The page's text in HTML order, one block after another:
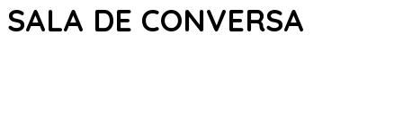
SALA DE CONVERSA